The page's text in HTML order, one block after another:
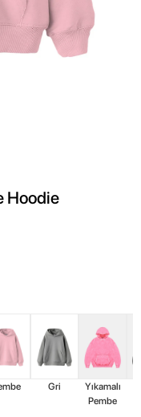
Hoodie
Gri
Yıkamalı
Pembe